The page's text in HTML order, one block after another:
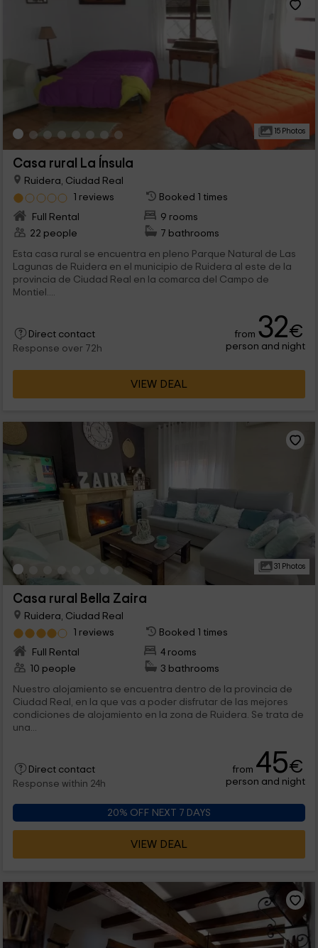
15 Photos
Casa rural La Ínsula
Ruidera, Ciudad Real
1 reviews
Booked 1 times
Full Rental
9 rooms
22 people
7 bathrooms
Esta casa rural se encuentra en pleno Parque Natural de Las
Lagunas de Ruidera en el municipio de Ruidera al este de la
provincia de Ciudad Real en la comarca del Campo de
Montiel....
Direct contact
Response over 72h
from 32€
person and night
VIEW DEAL
31 Photos
Casa rural Bella Zaira
Ruidera, Ciudad Real
1 reviews
Booked 1 times
Full Rental
4 rooms
10 people
3 bathrooms
Nuestro alojamiento se encuentra dentro de la provincia de
Ciudad Real, en la que vas a poder disfrutar de las mejores
condiciones de alojamiento en la zona de Ruidera. Se trata de
una...
Direct contact
Response within 24h
from 45€
person and night
20% OFF NEXT 7 DAYS
VIEW DEAL